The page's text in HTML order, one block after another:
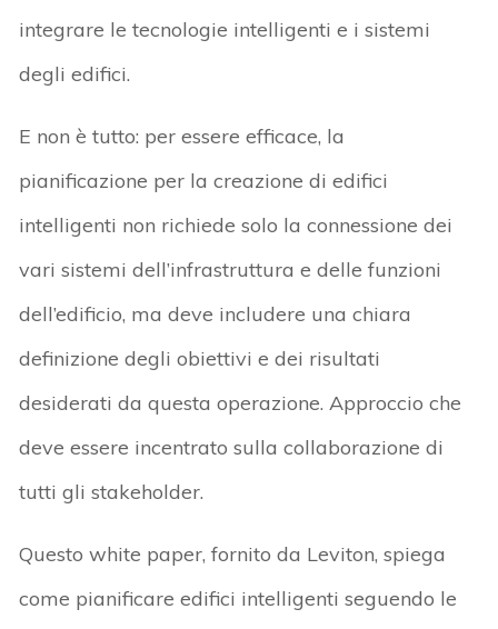
integrare le tecnologie intelligenti e i sistemi
degli edifici.
E non è tutto: per essere efficace, la
pianificazione per la creazione di edifici
intelligenti non richiede solo la connessione dei
vari sistemi dell’infrastruttura e delle funzioni
dell’edificio, ma deve includere una chiara
definizione degli obiettivi e dei risultati
desiderati da questa operazione. Approccio che
deve essere incentrato sulla collaborazione di
tutti gli stakeholder.
Questo white paper, fornito da Leviton, spiega
come pianificare edifici intelligenti seguendo le